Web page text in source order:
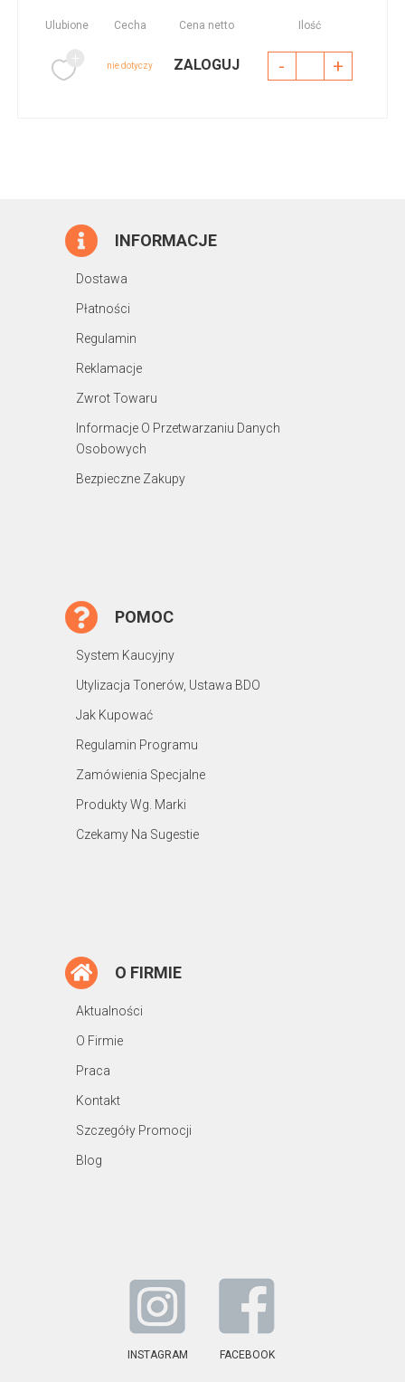
Ulubione Cecha Cena netto Ilość
nie dotyczy ZALOGUJ - +
INFORMACJE
Dostawa
Płatności
Regulamin
Reklamacje
Zwrot Towaru
Informacje O Przetwarzaniu Danych
Osobowych
Bezpieczne Zakupy
POMOC
System Kaucyjny
Utylizacja Tonerów, Ustawa BDO
Jak Kupować
Regulamin Programu
Zamówienia Specjalne
Produkty Wg. Marki
Czekamy Na Sugestie
O FIRMIE
Aktualności
O Firmie
Praca
Kontakt
Szczegóły Promocji
Blog
INSTAGRAM FACEBOOK